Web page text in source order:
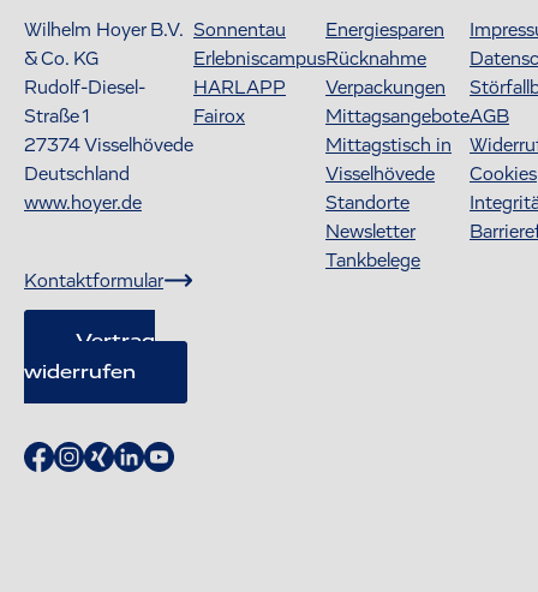
Wilhelm Hoyer B.V.
& Co. KG
Rudolf-Diesel-
Straße 1
27374Visselhövede
Deutschland
www.hoyer.de
Kontaktformular
Vertrag
widerrufen
Sonnentau
Erlebniscampus
HARLAPP
Fairox
Energiesparen
Rücknahme
Verpackungen
Mittagsangebote
Mittagstisch in
Visselhövede
Standorte
Newsletter
Tankbelege
AGB
Cookies